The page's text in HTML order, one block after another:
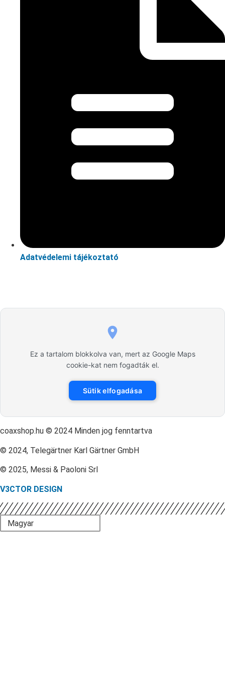
Adatvédelemi tájékoztató
Ez a tartalom blokkolva van, mert az Google Maps
cookie-kat nem fogadták el.
Sütik elfogadása
coaxshop.hu © 2024 Minden jog fenntartva
© 2024, Telegärtner Karl Gärtner GmbH
© 2025, Messi & Paoloni Srl
V3CTOR DESIGN
Magyar